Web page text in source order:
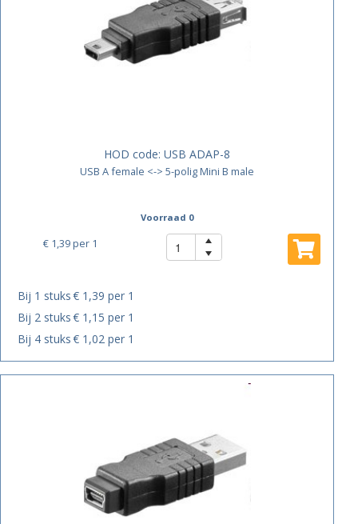
HOD code: USB ADAP-8
USB A female <-> 5-polig Mini B male
Voorraad 0
€ 1,39per 1
Bij 1 stuks€ 1,39 per 1
Bij 2 stuks€ 1,15 per 1
Bij 4 stuks€ 1,02 per 1